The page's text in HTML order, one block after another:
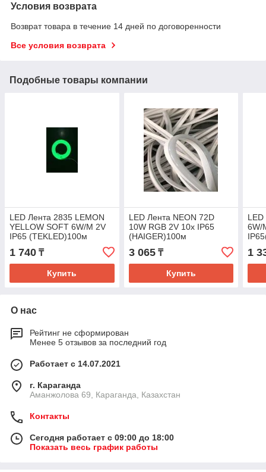
Условия возврата
Возврат товара в течение 14 дней по договоренности
Все условия возврата
Подобные товары компании
LED Лента 2835 LEMON
YELLOW SOFT 6W/M 2V
IP65 (TEKLED)100м
1 740 ₸
Купить
LED Лента NEON 72D
10W RGB 2V 10x IP65
(HAIGER)100м
3 065₸
Купить
LED
6W/
1
О нас
Рейтинг не сформирован
Менее 5 отзывов за последний год
Работает с 14.07.2021
г. Караганда
Аманжолова 69, Караганда, Казахстан
Контакты
Сегодня работает с 09:00 до 18:00
Показать весь график работы